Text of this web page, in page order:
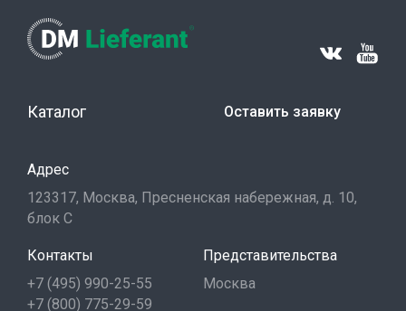
Каталог Оставить заявку
Адрес
123317, Москва, Пресненская набережная, д. 10,
блок С
Контакты
+7 (495) 990-25-55
+7 (800) 775-29-59
Представительства
Москва